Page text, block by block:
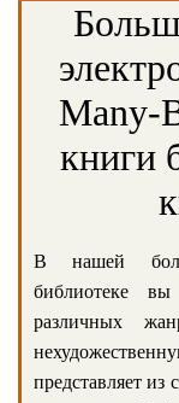
Many-
книги
В нашей
библиотеке
различных
представляет из